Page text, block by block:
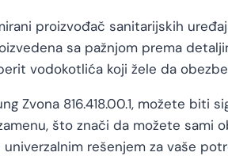
proizvođač sanitarijskih
sa pažnjom prema
vodokotlića koji žele da
Zvona 816.418.00.1, možete
što znači da možete
rešenjem za vaše